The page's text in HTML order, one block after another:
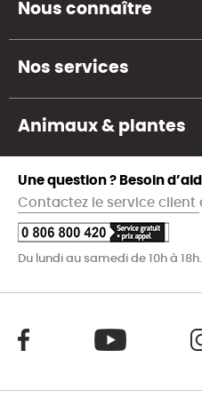
Nous connaître
Nos services
Animaux & plantes
Une question ? Besoin
Contactez le service client
Du lundi au samedi de 10h à 18h.